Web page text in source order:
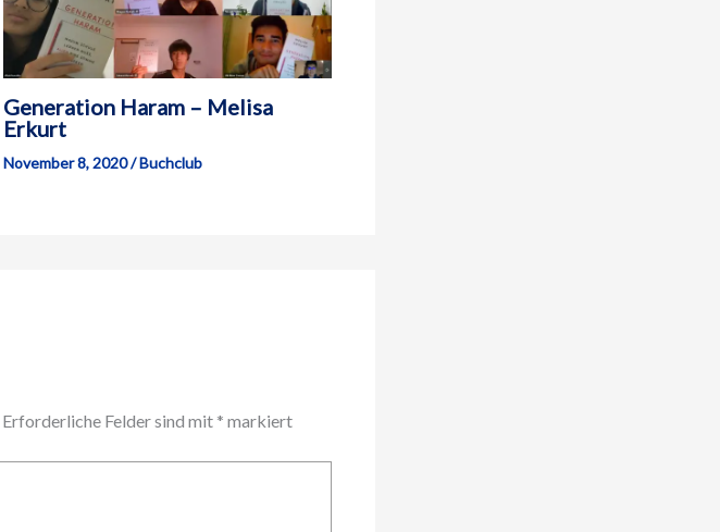
Generation Haram – Melisa
Erkurt
November 8, 2020/Buchclub
Erforderliche Felder sind mit * markiert